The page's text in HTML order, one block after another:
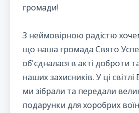
громади!
З неймовірною радістю
що наша громада Свято
об'єдналася в акті доброти
наших захисників. У ці світлі
ми зібрали та передали
подарунки для хоробрих